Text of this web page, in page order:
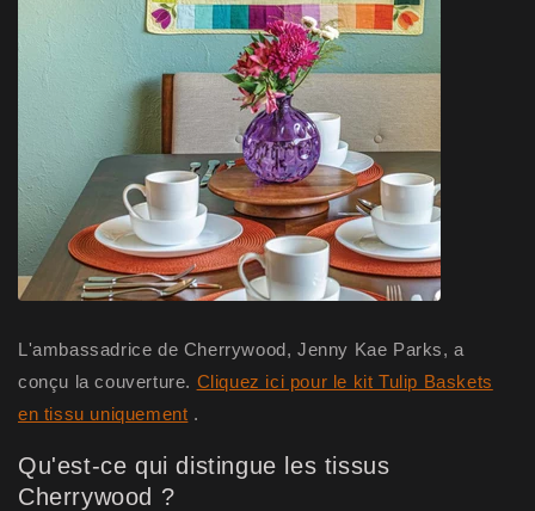
L'ambassadrice de Cherrywood, Jenny Kae Parks, a
conçu la couverture. Cliquez ici pour le kit Tulip Baskets
en tissu uniquement .
Qu'est-ce qui distingue les tissus
Cherrywood ?